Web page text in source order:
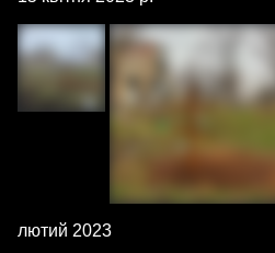
лютий 2023